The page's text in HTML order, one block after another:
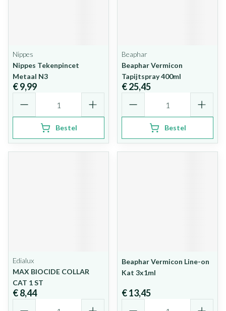
Nippes
Nippes Tekenpincet
Metaal N3
€ 9,99
Bestel
Beaphar
Beaphar Vermicon
Tapijtspray 400ml
€ 25,45
Bestel
Edialux
MAX BIOCIDE COLLAR
CAT 1 ST
€ 8,44
Beaphar Vermicon Line-on
Kat 3x1ml
€ 13,45